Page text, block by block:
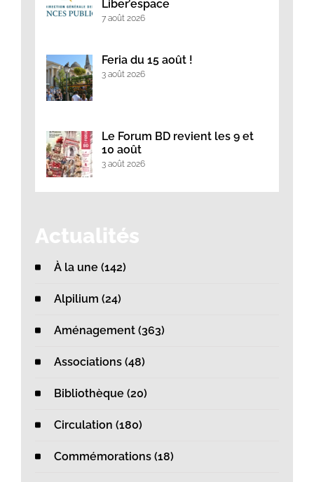
Liber’espace
7 août 2026
Feria du 15 août !
3 août 2026
Le Forum BD revient les 9 et
10 août
3 août 2026
Actualités
À la une (142)
Alpilium (24)
Aménagement (363)
Associations (48)
Bibliothèque (20)
Circulation (180)
Commémorations (18)